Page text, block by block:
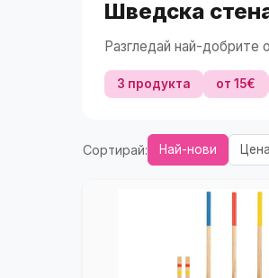
Шведска
Разгледай най-добрите
3 продукта от 15€
Сортирай: Най-нови